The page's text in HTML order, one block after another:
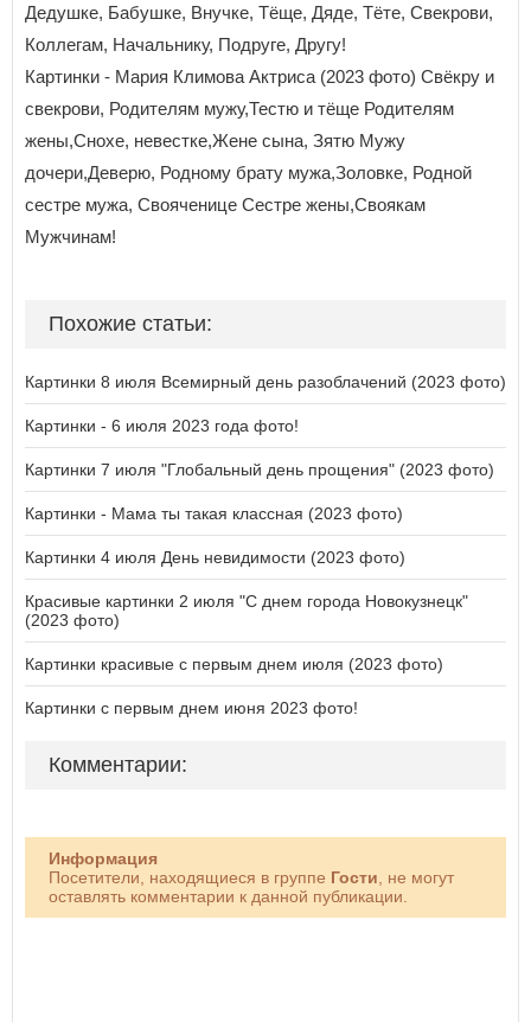
Дедушке, Бабушке, Внучке, Тёще, Дяде, Тёте, Свекрови,
Коллегам, Начальнику, Подруге, Другу!
Картинки - Мария Климова Актриса (2023 фото) Свёкру и
свекрови, Родителям мужу,Тестю и тёще Родителям
жены,Снохе, невестке,Жене сына, Зятю Мужу
дочери,Деверю, Родному брату мужа,Золовке, Родной
сестре мужа, Свояченице Сестре жены,Своякам
Мужчинам!
Похожие статьи:
Картинки 8 июля Всемирный день разоблачений (2023 фото)
Картинки - 6 июля 2023 года фото!
Картинки 7 июля "Глобальный день прощения" (2023 фото)
Картинки - Мама ты такая классная (2023 фото)
Картинки 4 июля День невидимости (2023 фото)
Красивые картинки 2 июля "С днем города Новокузнецк"
(2023 фото)
Картинки красивые с первым днем июля (2023 фото)
Картинки с первым днем июня 2023 фото!
Комментарии:
Информация
Посетители, находящиеся в группе Гости , не могут
оставлять комментарии к данной публикации.